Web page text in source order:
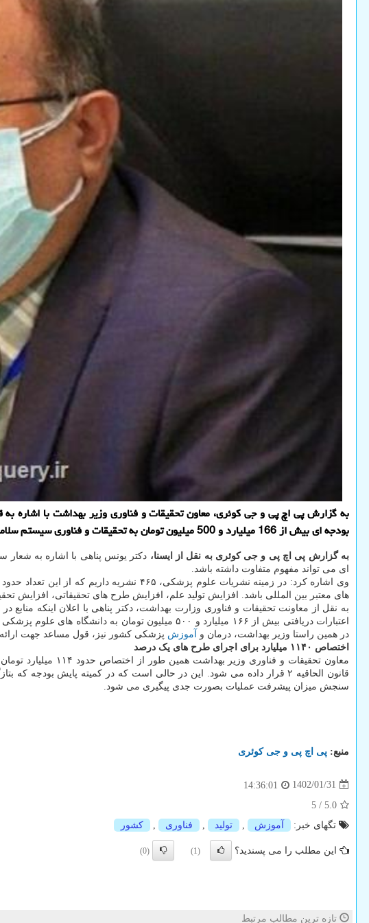
بودجه ای بیش از 166 میلیارد و 500 میلیون تومان به تحقیقات و فناوری سیستم سلامت کشور اختصاص داده شده است.
به گزارش پی اچ پی و جی کوئری به نقل از ایسنا، دکتر یونس پناهی با اشاره به شعار
ای می تواند مفهوم متفاوت داشته باشد.
های معتبر بین المللی باشد. افزایش تولید علم، افزایش طرح های تحقیقاتی، افزایش
اعتبارات دریافتی بیش از ۱۶۶ میلیارد و ۵۰۰
در همین راستا وزیر بهداشت، درمان و
آموزش پزشکی کشور نیز، قول مساعد جهت
اختصاص ۱۱۴۰ میلیارد برای اجرای طرح های یک درصد
قانون الحاقیه ۲ قرار داده می شود. این در حالی است که در کمیته پایش
سنجش میزان پیشرفت عملیات بصورت جدی پیگیری می شود.
منبع: پی اچ پی و جی كوئری
1402/01/31
14:36:01
5.0
/
5
تگهای خبر:
آموزش , تولید , فناوری , كشور
این مطلب را می پسندید؟ (1)
(0)
تازه ترین مطالب مرتبط